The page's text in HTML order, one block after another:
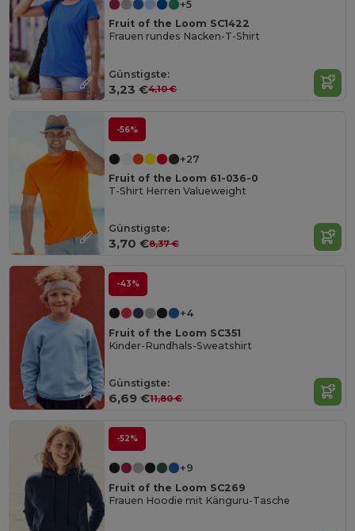
+5
Fruit of the Loom SC1422
Frauen rundes Nacken-T-Shirt
Günstigste:
3,23 €4,10 €
-56%
+27
Fruit of the Loom 61-036-0
T-Shirt Herren Valueweight
Günstigste:
3,70 €8,37 €
-43%
+4
Fruit of the Loom SC351
Kinder-Rundhals-Sweatshirt
Günstigste:
6,69 €11,80 €
-52%
+9
Fruit of the Loom SC269
Frauen Hoodie mit Känguru-Tasche